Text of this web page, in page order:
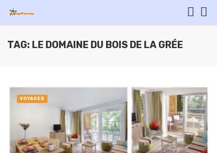
TAG: LE DOMAINE DU BOIS DE LA GRÉE
VOYAGES